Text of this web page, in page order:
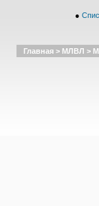
●
Главная > МЛВЛ >